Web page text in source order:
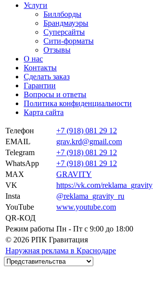
Услуги
Биллборды
Брандмауэры
Суперсайты
Сити-форматы
Отзывы
О нас
Контакты
Сделать заказ
Гарантии
Вопросы и ответы
Политика конфиденциальности
Карта сайта
Телефон
+7 (918) 081 29 12
EMAIL
grav.krd@gmail.com
Telegram
+7 (918) 081 29 12
WhatsApp
+7 (918) 081 29 12
MAX
GRAVITY
VK
https://vk.com/reklama_gravity
Insta
@reklama_gravity_ru
YouTube
www.youtube.com
QR-КОД
Режим работы Пн - Пт c 9:00 до 18:00
© 2026 РПК Гравитация
Наружная реклама в Краснодаре